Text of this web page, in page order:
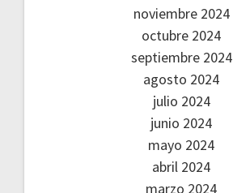
noviembre 2024
octubre 2024
septiembre 2024
agosto 2024
julio 2024
junio 2024
mayo 2024
abril 2024
marzo 2024